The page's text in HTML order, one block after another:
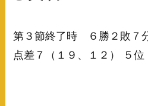
第３節終了時 ６勝２敗
点差７（１９、１２） ５位